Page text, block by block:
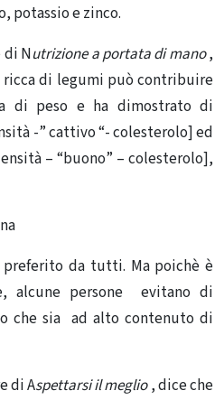
potassio e zinco.
di Nutrizione a portata di mano,
ricca di legumi può contribuire
di peso e ha dimostrato di
-” cattivo “- colesterolo] ed
– “buono” – colesterolo],
da tutti. Ma poichè è
alcune persone evitano di
che sia ad alto contenuto di
di Aspettarsi il meglio, dice che